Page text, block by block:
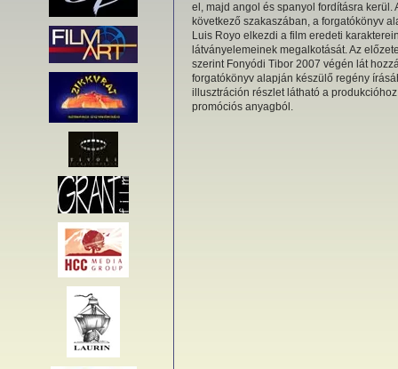
el, majd angol és spanyol fordításra kerül.
következő szakaszában, a forgatókönyv
Luis Royo elkezdi a film eredeti
látványelemeinek megalkotását. Az
szerint Fonyódi Tibor 2007 végén lát
forgatókönyv alapján készülő regény
illusztráción részlet látható a
promóciós anyagból.